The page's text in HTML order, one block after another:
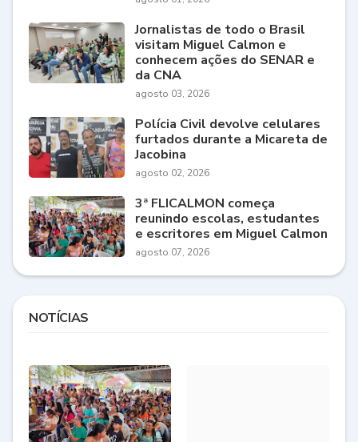
Jornalistas de todo o Brasil
visitam Miguel Calmon e
conhecem ações do SENAR e
da CNA
agosto 03, 2026
Polícia Civil devolve celulares
furtados durante a Micareta de
Jacobina
agosto 02, 2026
3ª FLICALMON começa
reunindo escolas, estudantes
e escritores em Miguel Calmon
agosto 07, 2026
NOTÍCIAS